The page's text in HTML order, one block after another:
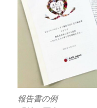
報告書の例